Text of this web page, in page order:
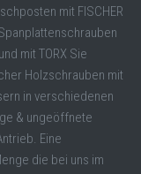
mit FISCHER
mit TORX Sie
Holzschrauben mit
in verschiedenen
& ungeöffnete
Eine
die bei uns im